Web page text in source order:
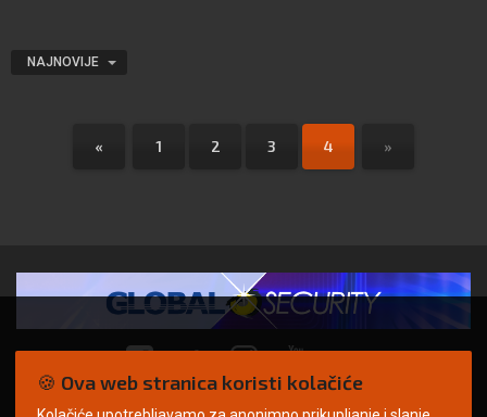
NAJNOVIJE
« 1 2 3 4 »
🍪 Ova web stranica koristi kolačiće